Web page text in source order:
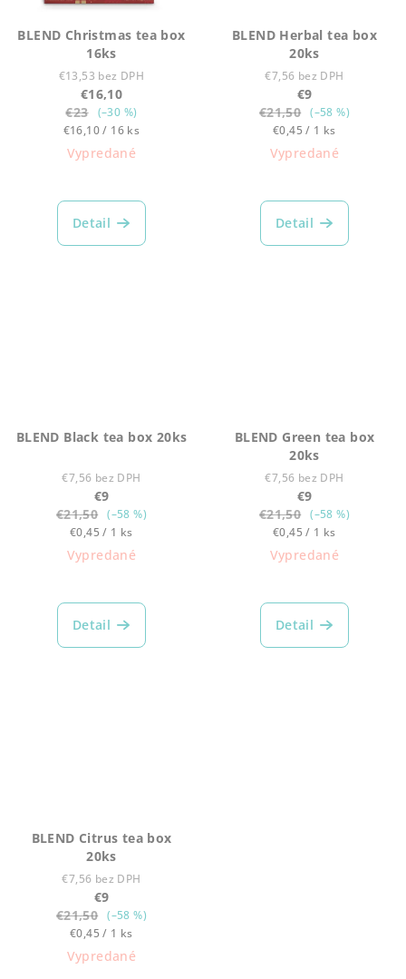
BLEND Christmas tea box
16ks
€13,53 bez DPH
€16,10
€23
(–30 %)
Jednotková
cena:
€16,10 / 16 ks
Vypredané
Detail
BLEND Herbal tea box
20ks
€7,56 bez DPH
€9
€21,50
(–58 %)
Jednotková
cena:
€0,45 / 1 ks
Vypredané
Detail
BLEND Black tea box 20ks
€7,56 bez DPH
€9
€21,50
(–58 %)
Jednotková
cena:
€0,45 / 1 ks
Vypredané
Detail
BLEND Green tea box
20ks
€7,56 bez DPH
€9
€21,50
(–58 %)
Jednotková
cena:
€0,45 / 1 ks
Vypredané
Detail
BLEND Citrus tea box
20ks
€7,56 bez DPH
€9
€21,50
(–58 %)
Jednotková
cena:
€0,45 / 1 ks
Vypredané